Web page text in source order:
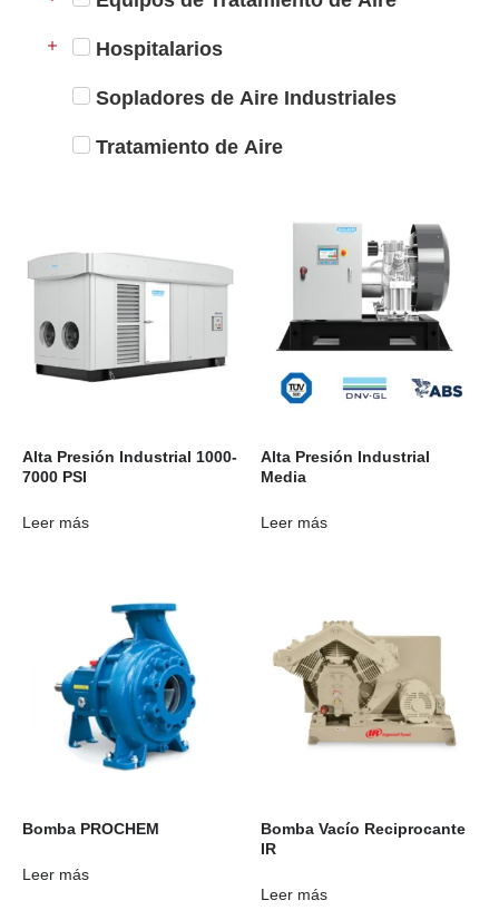
Hospitalarios
Sopladores de Aire Industriales
Tratamiento de Aire
Alta Presión Industrial 1000-
7000 PSI
Leer más
Alta Presión Industrial
Media
Leer más
Bomba PROCHEM
Leer más
Bomba Vacío Reciprocante
IR
Leer más